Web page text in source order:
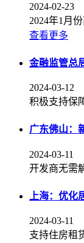
2024-02-23
2024年1月
查看更多
金融监管总
2024-03-12
积极支持保
广东佛山：
2024-03-11
开发商无需
上海：优化
2024-03-11
支持住房租